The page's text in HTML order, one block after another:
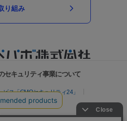
り組み
セキュリティ事業について
ス「GMOセキュリティ24」
リスク診断